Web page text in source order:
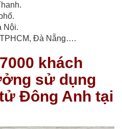
Nội.
Đà Nẵng….
khách
sử dụng
Đông Anh tại